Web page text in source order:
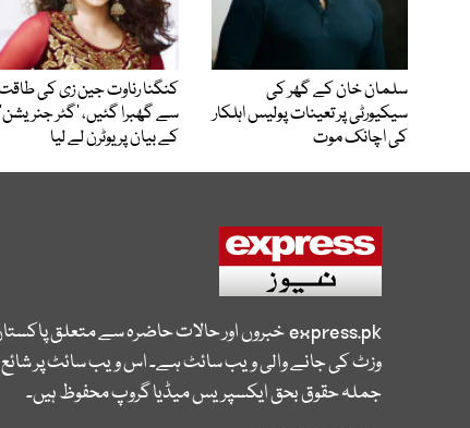
سلمان خان کے گھر کی
سیکیورٹی پر تعینات پولیس اہلکار
کی اچانک موت
کنگنا رناوت جین زی کی
سے گھبرا گئیں، ’گٹر جنریشن‘
کے بیان پر یوٹرن لے لیا
express.pkخبروں اور حالات حاضرہ سے متعلق
وزٹ کی جانے والی ویب سائٹ ہے۔ اس ویب سائٹ پر شائع
جملہ حقوق بحق ایکسپریس میڈیا گروپ محفوظ ہیں۔